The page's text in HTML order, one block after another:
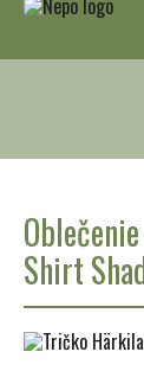
Oblečenie
Shirt